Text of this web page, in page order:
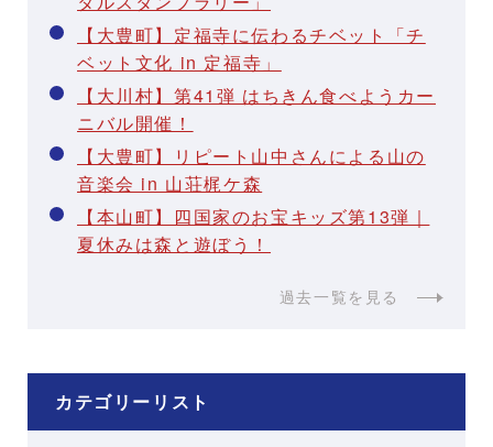
【大豊町】定福寺に伝わるチベット「チ
ベット文化 in 定福寺」
【大川村】第41弾 はちきん食べようカー
ニバル開催！
【大豊町】リピート山中さんによる山の
音楽会 in 山荘梶ケ森
【本山町】四国家のお宝キッズ第13弾｜
夏休みは森と遊ぼう！
過去一覧を見る
カテゴリーリスト